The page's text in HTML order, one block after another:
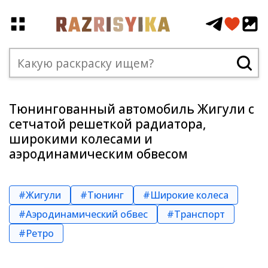
Тюнингованный автомобиль Жигули с
сетчатой решеткой радиатора,
широкими колесами и
аэродинамическим обвесом
#Жигули #Тюнинг
#Широкие колеса
#Аэродинамический обвес
#Транспорт
#Ретро